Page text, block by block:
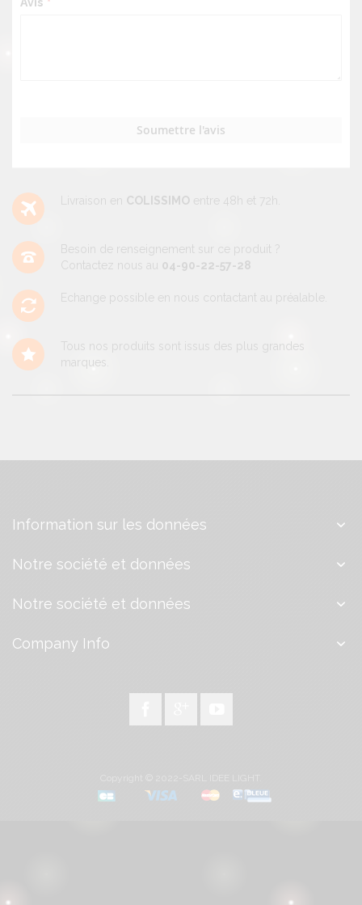
Livraison en COLISSIMO entre 48h et 72h.
Besoin de renseignement sur ce produit ?
Contactez nous au 04-90-22-57-28
Echange possible en nous contactant au préalable.
Tous nos produits sont issus des plus grandes
marques.
Soumettre l'avis
Information sur les données
Notre société et données
Notre société et données
Company Info